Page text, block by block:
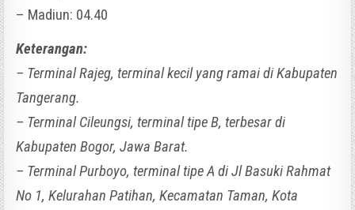
– Madiun: 04.40
Keterangan:
– Terminal Rajeg, terminal kecil yang ramai di Kabupaten
Tangerang.
– Terminal Cileungsi, terminal tipe B, terbesar di
Kabupaten Bogor, Jawa Barat.
– Terminal Purboyo, terminal tipe A di Jl Basuki Rahmat
No 1, Kelurahan Patihan, Kecamatan Taman, Kota